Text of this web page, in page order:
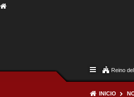
Reino
INICIO